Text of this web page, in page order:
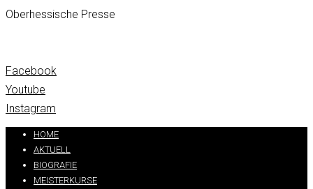
Oberhessische Presse
Facebook
Youtube
Instagram
HOME
AKTUELL
BIOGRAFIE
MEISTERKURSE